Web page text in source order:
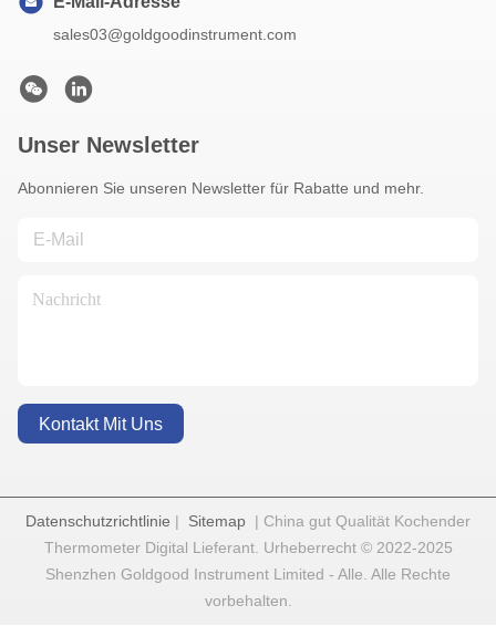
sales03@goldgoodinstrument.com
Unser Newsletter
Abonnieren Sie unseren Newsletter für Rabatte und mehr.
Kontakt Mit Uns
Datenschutzrichtlinie | Sitemap | China gut Qualität Kochender
Thermometer Digital Lieferant. Urheberrecht © 2022-2025
Shenzhen Goldgood Instrument Limited - Alle. Alle Rechte
vorbehalten.